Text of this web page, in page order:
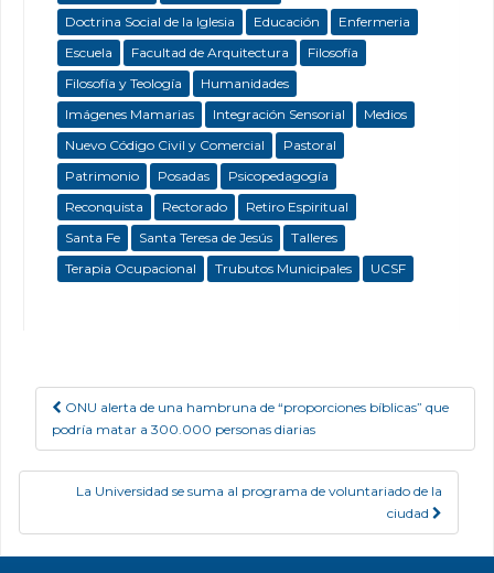
Doctrina Social de la Iglesia
Educación
Enfermeria
Escuela
Facultad de Arquitectura
Filosofía
Filosofía y Teología
Humanidades
Imágenes Mamarias
Integración Sensorial
Medios
Nuevo Código Civil y Comercial
Pastoral
Patrimonio
Posadas
Psicopedagogía
Reconquista
Rectorado
Retiro Espiritual
Santa Fe
Santa Teresa de Jesús
Talleres
Terapia Ocupacional
Trubutos Municipales UCSF
Post navigation
ONU alerta de una hambruna de “proporciones bíblicas” que
podría matar a 300.000 personas diarias
La Universidad se suma al programa de voluntariado de la
ciudad